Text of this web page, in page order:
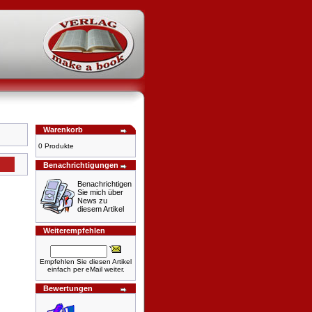
Warenkorb
0 Produkte
Benachrichtigungen
Benachrichtigen
Sie mich über
News zu
diesem Artikel
Weiterempfehlen
Empfehlen Sie diesen Artikel
einfach per eMail weiter.
Bewertungen